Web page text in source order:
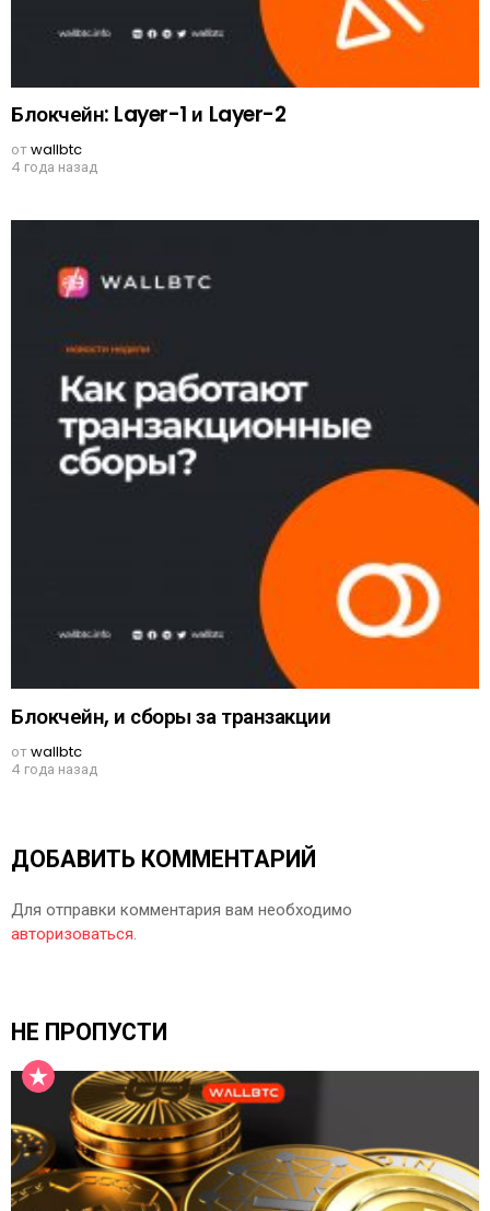
Блокчейн: Layer-1 и Layer-2
отwallbtc
4 года назад
Блокчейн, и сборы за транзакции
отwallbtc
4 года назад
ДОБАВИТЬ КОММЕНТАРИЙ
Для отправки комментария вам необходимо
авторизоваться.
НЕ ПРОПУСТИ